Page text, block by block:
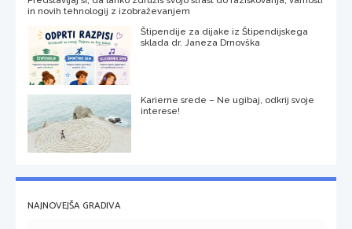
in novih tehnologij z izobraževanjem
Štipendije za dijake iz Štipendijskega
sklada dr. Janeza Drnovška
Karierne srede – Ne ugibaj, odkrij svoje
interese!
NAJNOVEJŠA GRADIVA